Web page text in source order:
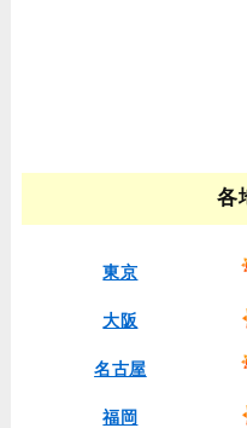
各
東京
大阪
名古屋
福岡